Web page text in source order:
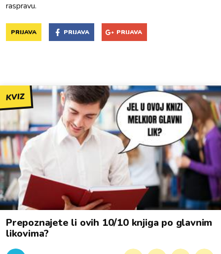
raspravu.
PRIJAVA PRIJAVA PRIJAVA
KVIZ
Prepoznajete li ovih 10/10 knjiga po glavnim
likovima?